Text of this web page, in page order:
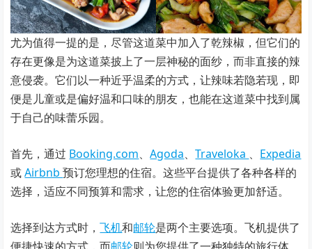
尤为值得一提的是，尽管这道菜中加入了乾辣椒，但它们的
存在更像是为这道菜披上了一层神秘的面纱，而非直接的辣
意侵袭。它们以一种近乎温柔的方式，让辣味若隐若现，即
便是儿童或是偏好温和口味的朋友，也能在这道菜中找到属
于自己的味蕾乐园。
首先，通过 Booking.com、Agoda、Traveloka 、 Expedia
或Airbnb预订您理想的住宿。这些平台提供了各种各样的
选择，适应不同预算和需求，让您的住宿体验更加舒适。
选择到达方式时，飞机和邮轮是两个主要选项。飞机提供了